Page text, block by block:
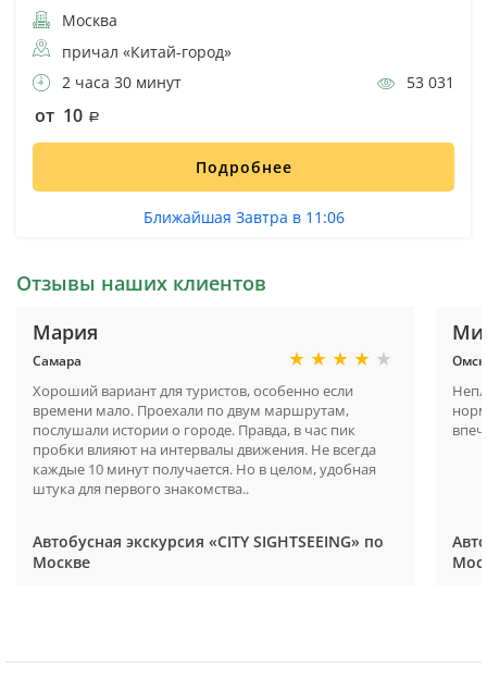
Москва
причал «Китай-город»
2 часа 30 минут
53 031
от 10
Подробнее
Ближайшая Завтра в 11:06
Отзывы наших клиентов
Мария
Самара
Хороший вариант для туристов, особенно если
времени мало. Проехали по двум маршрутам,
послушали истории о городе. Правда, в час пик
пробки влияют на интервалы движения. Не всегда
каждые 10 минут получается. Но в целом, удобная
штука для первого знакомства..
Автобусная экскурсия «CITY SIGHTSEEING» по
Москве
Омск